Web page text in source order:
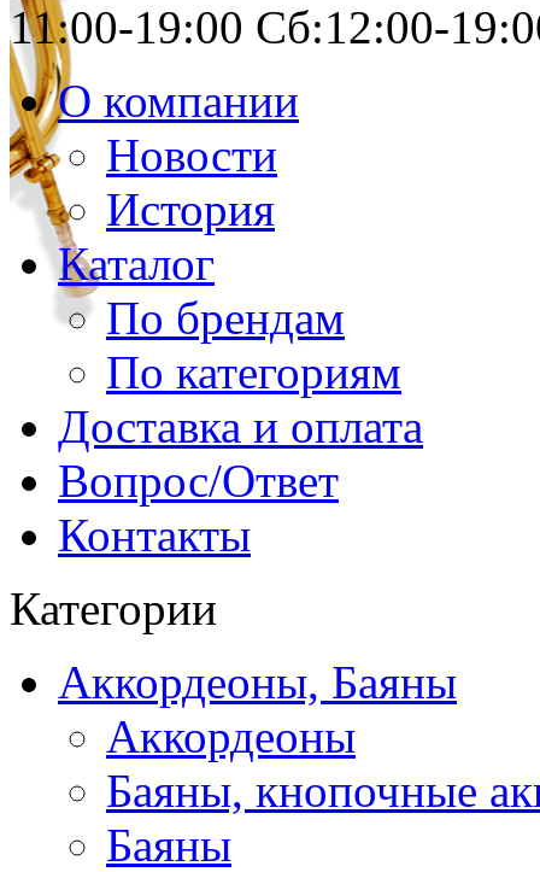
11:00-19:00 Сб:12:00-
О компании
Новости
История
Каталог
По брендам
По категориям
Доставка и оплата
Вопрос/Ответ
Контакты
Категории
Аккордеоны, Баяны
Аккордеоны
Баяны, кнопочные
Баяны